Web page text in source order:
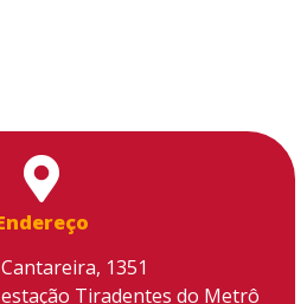
1351
Tiradentes do Metrô